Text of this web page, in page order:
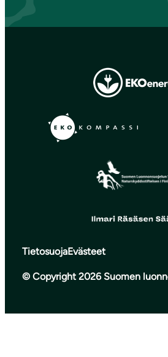
TietosuojaEvästeet
© Copyright 2026 Suomen